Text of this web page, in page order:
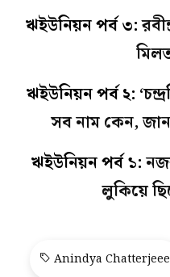
ঋইউনিয়ন পর্ব ৩:
ঋইউনিয়ন পর্ব ২:
সব নাম কেন,
ঋইউনিয়ন পর্ব ১:
লুকিয়ে
Anindya Chatterjeee